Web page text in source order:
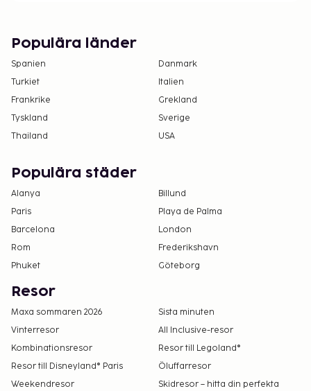
Populära länder
Spanien
Danmark
Turkiet
Italien
Frankrike
Grekland
Tyskland
Sverige
Thailand
USA
Populära städer
Alanya
Billund
Paris
Playa de Palma
Barcelona
London
Rom
Frederikshavn
Phuket
Göteborg
Resor
Maxa sommaren 2026
Sista minuten
Vinterresor
All Inclusive-resor
Kombinationsresor
Resor till Legoland®
Resor till Disneyland® Paris
Öluffarresor
Weekendresor
Skidresor – hitta din perfekta